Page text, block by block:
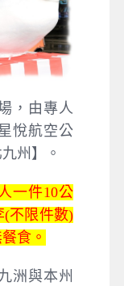
，由專人
悅航空公
州】。
一件10公
(不限件數)
食。
洲與本州